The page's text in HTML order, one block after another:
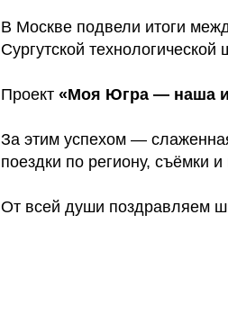
В Москве подвели итоги
Сургутской
Проект «Моя Югра — наша
За этим успехом —
поездки по региону, съёмки
От всей души поздравляем